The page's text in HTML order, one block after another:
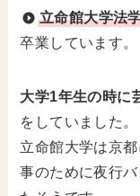
立命館大学法
卒業しています。
大学1年生の時に
をしていました。
立命館大学は京
事のために夜行